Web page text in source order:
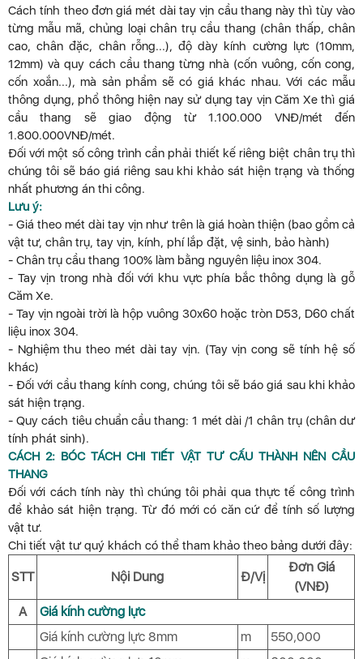
Cách tính theo đơn giá mét dài tay vịn cầu thang này thì tùy vào
từng mẫu mã, chủng loại chân trụ cầu thang (chân thấp, chân
cao, chân đặc, chân rỗng...), độ dày kính cường lực (10mm,
12mm) và quy cách cầu thang từng nhà (cốn vuông, cốn cong,
cốn xoắn...), mà sản phẩm sẽ có giá khác nhau. Với các mẫu
thông dụng, phổ thông hiện nay sử dụng tay vịn Căm Xe thì giá
cầu thang sẽ giao động từ 1.100.000 VNĐ/mét đến
1.800.000VNĐ/mét.
Đối với một số công trình cần phải thiết kế riêng biệt chân trụ thì
chúng tôi sẽ báo giá riêng sau khi khảo sát hiện trạng và thống
nhất phương án thi công.
Lưu ý:
- Giá theo mét dài tay vịn như trên là giá hoàn thiện (bao gồm cả
vật tư, chân trụ, tay vịn, kính, phí lắp đặt, vệ sinh, bảo hành)
- Chân trụ cầu thang 100% làm bằng nguyên liệu inox 304.
- Tay vịn trong nhà đối với khu vực phía bắc thông dụng là gỗ
Căm Xe.
- Tay vịn ngoài trời là hộp vuông 30x60 hoặc tròn D53, D60 chất
liệu inox 304.
- Nghiệm thu theo mét dài tay vịn. (Tay vịn cong sẽ tính hệ số
khác)
- Đối với cầu thang kính cong, chúng tôi sẽ báo giá sau khi khảo
sát hiện trạng.
- Quy cách tiêu chuẩn cầu thang: 1 mét dài /1 chân trụ (chân dư
tính phát sinh).
CÁCH 2: BÓC TÁCH CHI TIẾT VẬT TƯ CẤU THÀNH NÊN CẦU
THANG
Đối với cách tính này thì chúng tôi phải qua thực tế công trình
để khảo sát hiện trạng. Từ đó mới có căn cứ để tính số lượng
vật tư.
Chi tiết vật tư quý khách có thể tham khảo theo bảng dưới đây:
STT Nội Dung Đ/Vị
Đơn Giá
(VNĐ)
A
Giá kính cường lực
Giá kính cường lực 8mm
m
550,000